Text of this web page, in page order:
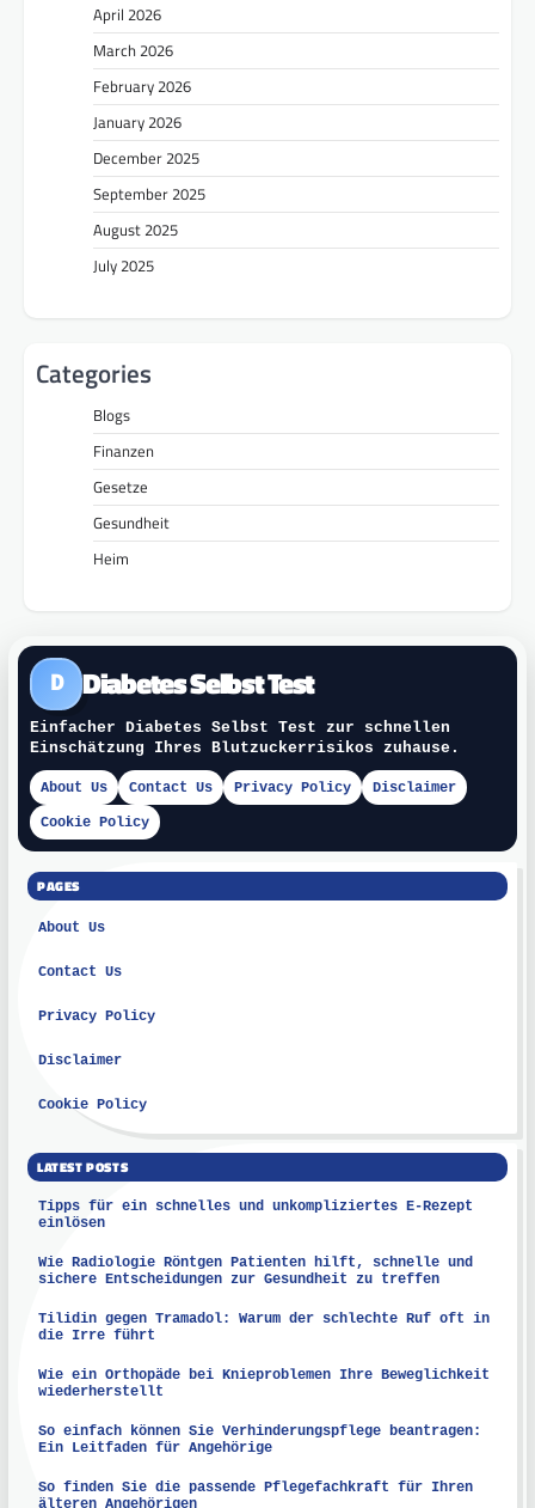
April 2026
March 2026
February 2026
January 2026
December 2025
September 2025
August 2025
July 2025
Categories
Blogs
Finanzen
Gesetze
Gesundheit
Heim
D Diabetes Selbst Test
Einfacher Diabetes Selbst Test zur schnellen
Einschätzung Ihres Blutzuckerrisikos zuhause.
About Us Contact Us Privacy Policy Disclaimer
Cookie Policy
PAGES
About Us
Contact Us
Privacy Policy
Disclaimer
Cookie Policy
LATEST POSTS
Tipps für ein schnelles und unkompliziertes E-Rezept
einlösen
Wie Radiologie Röntgen Patienten hilft, schnelle und
sichere Entscheidungen zur Gesundheit zu treffen
Tilidin gegen Tramadol: Warum der schlechte Ruf oft in
die Irre führt
Wie ein Orthopäde bei Knieproblemen Ihre Beweglichkeit
wiederherstellt
So einfach können Sie Verhinderungspflege beantragen:
Ein Leitfaden für Angehörige
So finden Sie die passende Pflegefachkraft für Ihren
älteren Angehörigen